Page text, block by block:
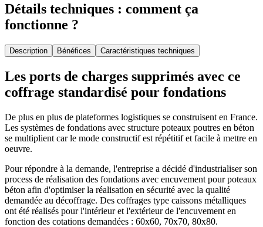
Détails techniques : comment ça
fonctionne ?
Description Bénéfices Caractéristiques techniques
Les ports de charges supprimés avec ce
coffrage standardisé pour fondations
De plus en plus de plateformes logistiques se construisent en France.
Les systèmes de fondations avec structure poteaux poutres en béton
se multiplient car le mode constructif est répétitif et facile à mettre en
oeuvre.
Pour répondre à la demande, l'entreprise a décidé d'industrialiser son
process de réalisation des fondations avec encuvement pour poteaux
béton afin d'optimiser la réalisation en sécurité avec la qualité
demandée au décoffrage. Des coffrages type caissons métalliques
ont été réalisés pour l'intérieur et l'extérieur de l'encuvement en
fonction des cotations demandées : 60x60, 70x70, 80x80.